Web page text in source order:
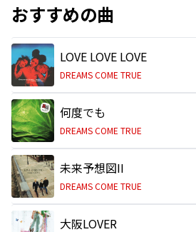
おすすめの曲
LOVE LOVE LOVE
DREAMS COME TRUE
何度でも
DREAMS COME TRUE
未来予想図II
DREAMS COME TRUE
大阪LOVER